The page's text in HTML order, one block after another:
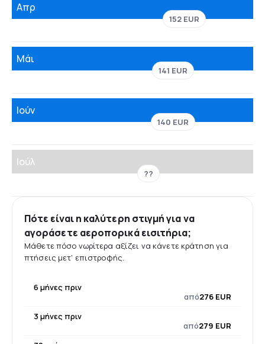
Απρ
152 EUR
Μάι
141 EUR
Ιούν
140 EUR
Ιούλ
??
Πότε είναι η καλύτερη στιγμή για να
αγοράσετε αεροπορικά εισιτήρια;
Μάθετε πόσο νωρίτερα αξίζει να κάνετε κράτηση για
πτήσεις μετ' επιστροφής.
6 μήνες πριν
από276 EUR
3 μήνες πριν
από279 EUR